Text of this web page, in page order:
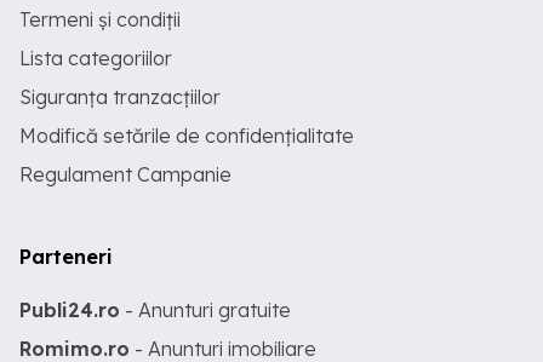
Termeni și condiții
Lista categoriilor
Siguranța tranzacțiilor
Modifică setările de confidențialitate
Regulament Campanie
Parteneri
Publi24.ro - Anunturi gratuite
Romimo.ro - Anunturi imobiliare